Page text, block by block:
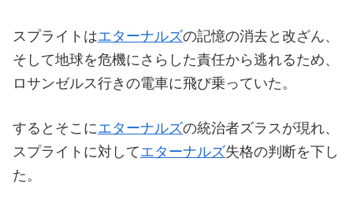
スプライトはエターナルズの記憶の消去と改ざん、
そして地球を危機にさらした責任から逃れるため、
ロサンゼルス行きの電車に飛び乗っていた。
するとそこにエターナルズの統治者ズラスが現れ、
スプライトに対してエターナルズ失格の判断を下し
た。